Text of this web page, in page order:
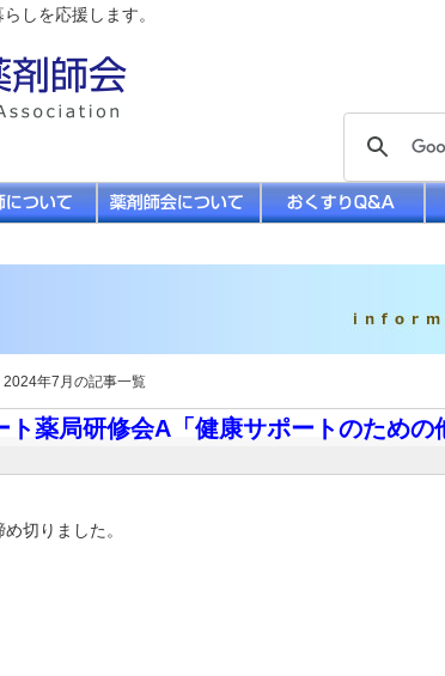
しを応援します。
2024年7月の記事一覧
ト薬局研修会A「健康サポートのため
切りました。